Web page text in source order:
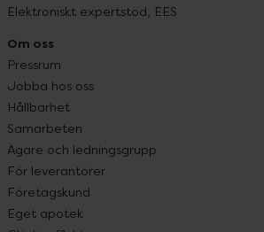
Elektroniskt expertstöd, EES
Om oss
Pressrum
Jobba hos oss
Hållbarhet
Samarbeten
Ägare och ledningsgrupp
För leverantörer
Företagskund
Eget apotek